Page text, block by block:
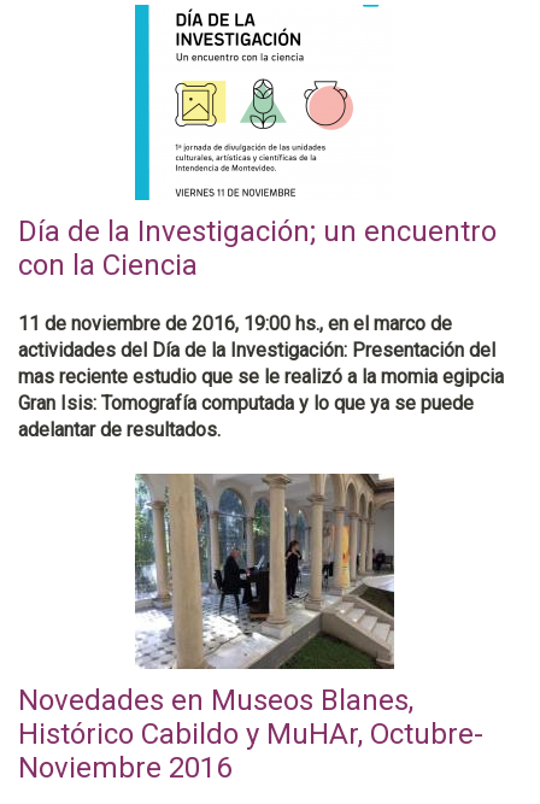
Día de la Investigación; un encuentro
con la Ciencia
11 de noviembre de 2016, 19:00 hs., en el marco de
actividades del Día de la Investigación: Presentación del
mas reciente estudio que se le realizó a la momia egipcia
Gran Isis: Tomografía computada y lo que ya se puede
adelantar de resultados.
Novedades en Museos Blanes,
Histórico Cabildo y MuHAr, Octubre-
Noviembre 2016